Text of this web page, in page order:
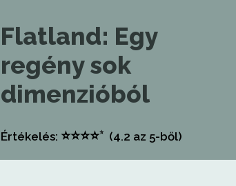
Flatland: Egy
regény sok
dimenzióból
Értékelés: ⭐⭐⭐⭐⭐ (4.2 az 5-ből)